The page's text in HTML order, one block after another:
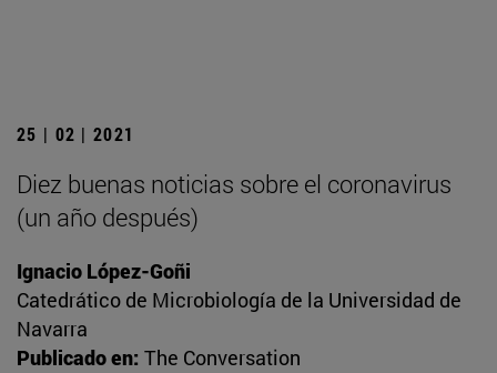
25 | 02 | 2021
Diez buenas noticias sobre el coronavirus
(un año después)
Ignacio López-Goñi
Catedrático de Microbiología de la Universidad de
Navarra
Publicado en: The Conversation